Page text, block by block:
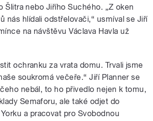
Šlitra nebo Jiřího Suchého. „Z oken
nás hlídali odstřelovači,“ usmíval se Jiří
na návštěvu Václava Havla už
ochranku za vrata domu. Trvali jsme
soukromá večeře.“ Jiří Planner se
nebál, to ho přivedlo nejen k tomu,
Semaforu, ale také odjet do
a pracovat pro Svobodnou